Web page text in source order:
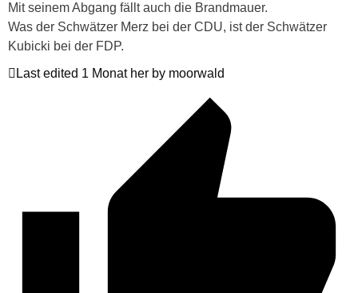
Mit seinem Abgang fällt auch die Brandmauer.
Was der Schwätzer Merz bei der CDU, ist der Schwätzer
Kubicki bei der FDP.
Last edited 1 Monat her by moorwald